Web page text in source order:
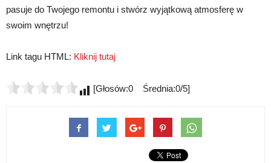
pasuje do Twojego remontu i stwórz wyjątkową atmosferę w
swoim wnętrzu!
Link tagu HTML: Kliknij tutaj
[Głosów:0 Średnia:0/5]